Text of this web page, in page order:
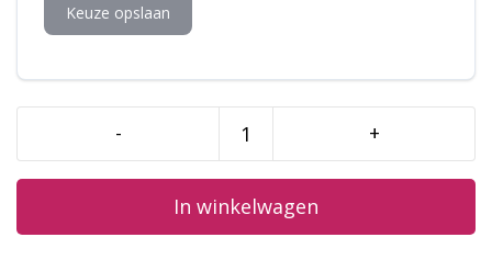
Keuze opslaan
-
Mubarak
aantal
+
In winkelwagen